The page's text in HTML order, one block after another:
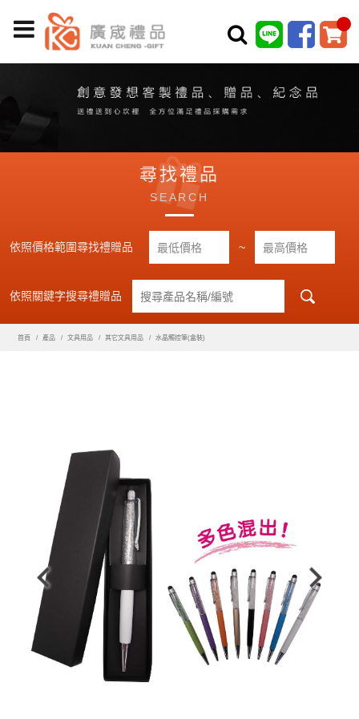
尋找禮品
SEARCH
依照價格範圍尋找禮贈品 ~
依照關鍵字搜尋禮贈品
首頁 產品 文具用品 其它文具用品 水晶觸控筆(盒裝)